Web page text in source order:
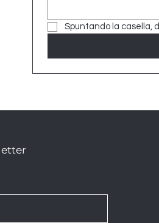
Spuntando la casella,